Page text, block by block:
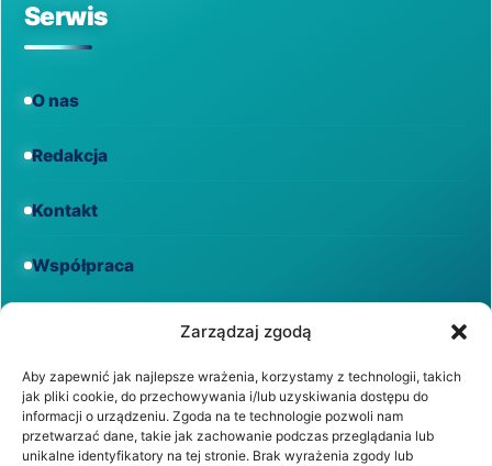
Zarządzaj zgodą
Aby zapewnić jak najlepsze wrażenia, korzystamy z technologii, takich
jak pliki cookie, do przechowywania i/lub uzyskiwania dostępu do
informacji o urządzeniu. Zgoda na te technologie pozwoli nam
przetwarzać dane, takie jak zachowanie podczas przeglądania lub
unikalne identyfikatory na tej stronie. Brak wyrażenia zgody lub
Serwis
O nas
Redakcja
Kontakt
Współpraca
Regulamin